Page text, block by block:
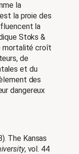
la
la proie des
la
Stoks &
mortalité croît
de
et du
des
dangereux
The Kansas
, vol. 44